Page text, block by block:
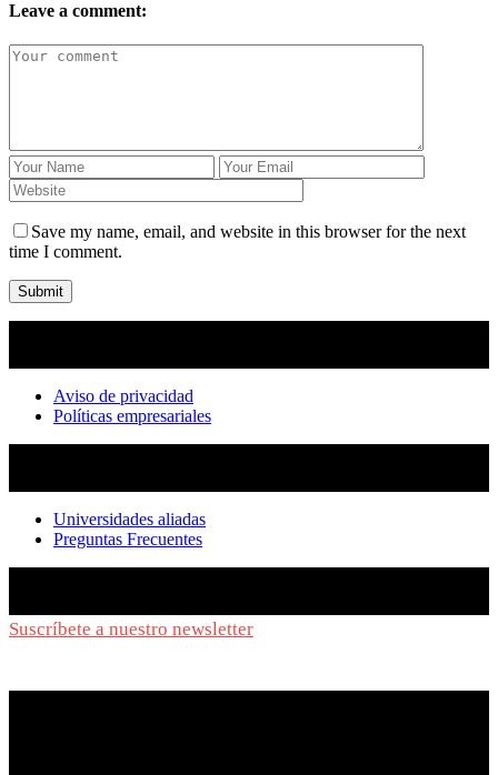
Leave a comment:
Save my name, email, and website in this browser for the next
time I comment.
Submit
Aviso de privacidad
Políticas empresariales
Universidades aliadas
Preguntas Frecuentes
Suscríbete a nuestro newsletter